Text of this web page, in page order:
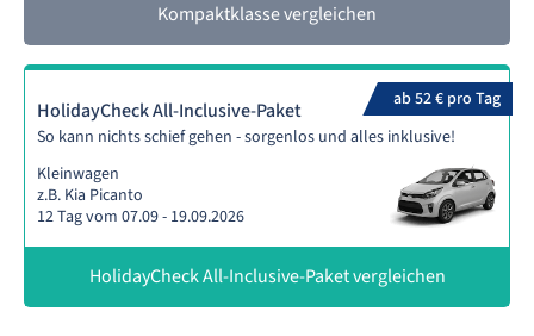
Kompaktklasse vergleichen
ab 52 € pro Tag
HolidayCheck All-Inclusive-Paket
So kann nichts schief gehen - sorgenlos und alles inklusive!
Kleinwagen
z.B. Kia Picanto
12 Tag vom 07.09 - 19.09.2026
HolidayCheck All-Inclusive-Paket vergleichen